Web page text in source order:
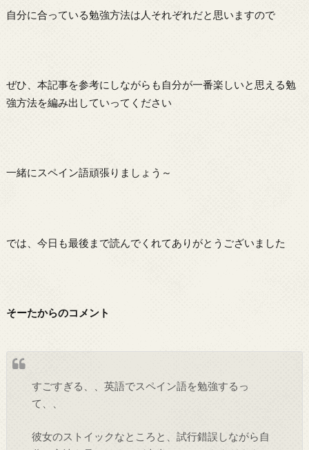
自分に合っている勉強方法は人それぞれだと思いますので
ぜひ、本記事を参考にしながらも自分が一番楽しいと思える勉
強方法を編み出していってください
一緒にスペイン語頑張りましょう～
では、今日も最後まで読んでくれてありがとうございました
そーたからのコメント
すごすぎる、、英語でスペイン語を勉強するっ
て、、
彼女のストイックなところと、試行錯誤しながら自